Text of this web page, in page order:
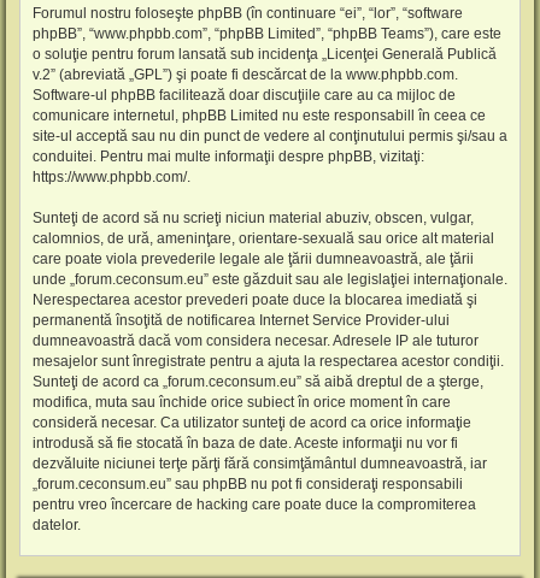
Forumul nostru foloseşte phpBB (în continuare “ei”, “lor”, “software
phpBB”, “www.phpbb.com”, “phpBB Limited”, “phpBB Teams”), care este
o soluţie pentru forum lansată sub incidenţa „Licenţei Generală Publică
v.2” (abreviată „GPL”) şi poate fi descărcat de la www.phpbb.com.
Software-ul phpBB facilitează doar discuţiile care au ca mijloc de
comunicare internetul, phpBB Limited nu este responsabill în ceea ce
site-ul acceptă sau nu din punct de vedere al conţinutului permis şi/sau a
conduitei. Pentru mai multe informaţii despre phpBB, vizitaţi:
https://www.phpbb.com/.
Sunteţi de acord să nu scrieţi niciun material abuziv, obscen, vulgar,
calomnios, de ură, ameninţare, orientare-sexuală sau orice alt material
care poate viola prevederile legale ale ţării dumneavoastră, ale ţării
unde „forum.ceconsum.eu” este găzduit sau ale legislaţiei internaţionale.
Nerespectarea acestor prevederi poate duce la blocarea imediată şi
permanentă însoţită de notificarea Internet Service Provider-ului
dumneavoastră dacă vom considera necesar. Adresele IP ale tuturor
mesajelor sunt înregistrate pentru a ajuta la respectarea acestor condiţii.
Sunteţi de acord ca „forum.ceconsum.eu” să aibă dreptul de a şterge,
modifica, muta sau închide orice subiect în orice moment în care
consideră necesar. Ca utilizator sunteţi de acord ca orice informaţie
introdusă să fie stocată în baza de date. Aceste informaţii nu vor fi
dezvăluite niciunei terţe părţi fără consimţământul dumneavoastră, iar
„forum.ceconsum.eu” sau phpBB nu pot fi consideraţi responsabili
pentru vreo încercare de hacking care poate duce la compromiterea
datelor.